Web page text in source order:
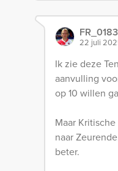
FR_0183
22 juli
Ik zie deze
aanvulling
op 10 willen
Maar
naar
beter.